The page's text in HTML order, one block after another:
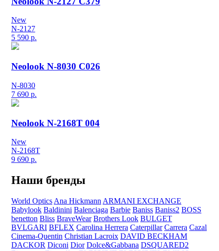
New
N-2127
5 590 р.
Neolook N-8030 C026
N-8030
7 690 р.
Neolook N-2168T 004
New
N-2168T
9 690 р.
Наши бренды
World Optics Ana Hickmann ARMANI EXCHANGE
Babylook Baldinini Balenciaga Barbie Baniss Baniss2 BOSS
benetton Bliss BraveWear Brothers Look BULGET
BVLGARI BFLEX Carolina Herrera Caterpillar Carrera Cazal
Cinema-Quentin Christian Lacroix DAVID BECKHAM
DACKOR Diconi Dior Dolce&Gabbana DSQUARED2